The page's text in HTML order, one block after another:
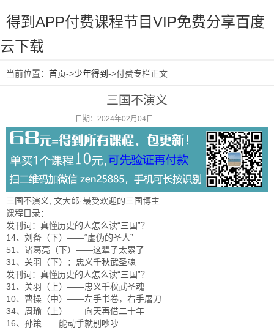
得到APP付费课程节目VIP免费分享百度
云下载
当前位置： 首页->少年得到 ->付费专栏正文
三国不演义
日期：2024年02月04日
三国不演义, 文大郎·最受欢迎的三国博主
课程目录：
发刊词：真懂历史的人怎么读“三国”？
14、刘备（下）——“虚伪的圣人”
51、诸葛亮（下）——这辈子太累了
31、关羽（下）：忠义千秋武圣魂
发刊词：真懂历史的人怎么读“三国”？
31、关羽（上）——忠义千秋武圣魂
10、曹操（中）——左手书卷，右手屠刀
34、周瑜（上）——向天再借二十年
16、孙策——能动手就别吵吵